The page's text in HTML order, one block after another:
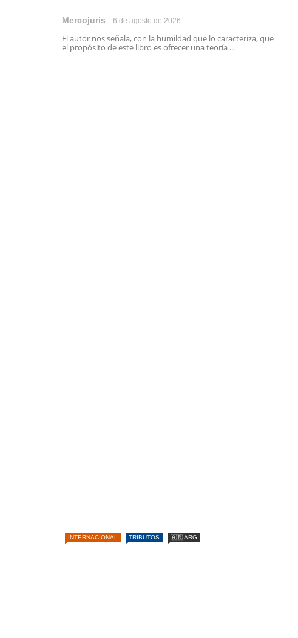
Mercojuris 6 de agosto de 2026
El autor nos señala, con la humildad que lo caracteriza, que
el propósito de este libro es ofrecer una teoría ...
INTERNACIONAL TRIBUTOS 🇦🇷 ARG